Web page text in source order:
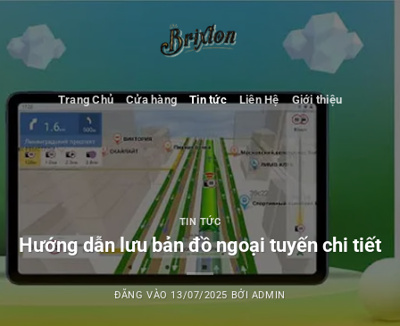
qua
nội
Trang Chủ Cửa hàng Tin tức Liên Hệ Giới thiệu
TIN TỨC
Hướng dẫn lưu bản đồ ngoại tuyến chi tiết
ĐĂNG VÀO 13/07/2025 BỞI ADMIN